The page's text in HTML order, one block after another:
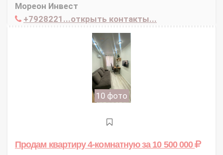
Мореон Инвест
+7928221...открыть контакты...
10 фото
Продам квартиру 4-комнатнуюза 10 500 000